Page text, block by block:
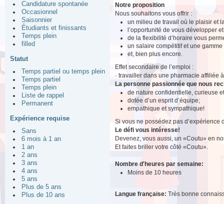
Candidature spontanée
Occasionnel
Saisonnier
Étudiants et finissants
Temps plein
filled
Statut
Temps partiel ou temps plein
Temps partiel
Temps plein
Liste de rappel
Permanent
Expérience requise
Sans
6 mois à 1 an
1 an
2 ans
3 ans
4 ans
5 ans
Plus de 5 ans
Plus de 10 ans
Notre proposition
Nous souhaitons vous offrir :
un milieu de travail où le plaisir et
l’opportunité de vous développer
de la flexibilité d’horaire vous
un salaire compétitif et une gamme
et, bien plus encore.
Effet secondaire de l’emploi :
· travailler dans une pharmacie affiliée
La personne passionnée que nous
de nature confidentielle, curieuse
dotée d’un esprit d’équipe;
empathique et sympathique!
Si vous ne possédez pas
Le défi vous intéresse!
Devenez, vous aussi, un «Coutu» en
Et faites briller votre côté «Coutu».
Nombre d'heures par semaine:
Moins de 10 heures
Langue française: Très bonne